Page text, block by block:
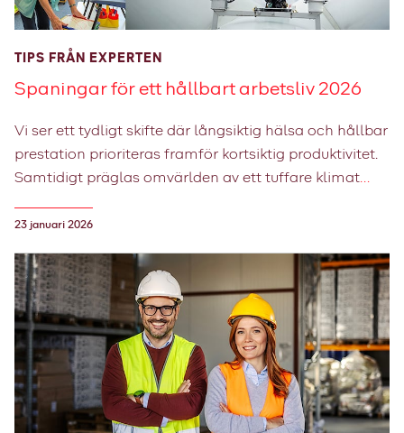
TIPS FRÅN EXPERTEN
Spaningar för ett hållbart arbetsliv 2026
Vi ser ett tydligt skifte där långsiktig hälsa och hållbar
prestation prioriteras framför kortsiktig produktivitet.
Samtidigt präglas omvärlden av ett tuffare klimat
trygghet allt viktigare i arbetslivet, där ledarskapet har
av sina viktigaste spaningar för att bygga ett arbetsliv
som håller.
23 januari 2026